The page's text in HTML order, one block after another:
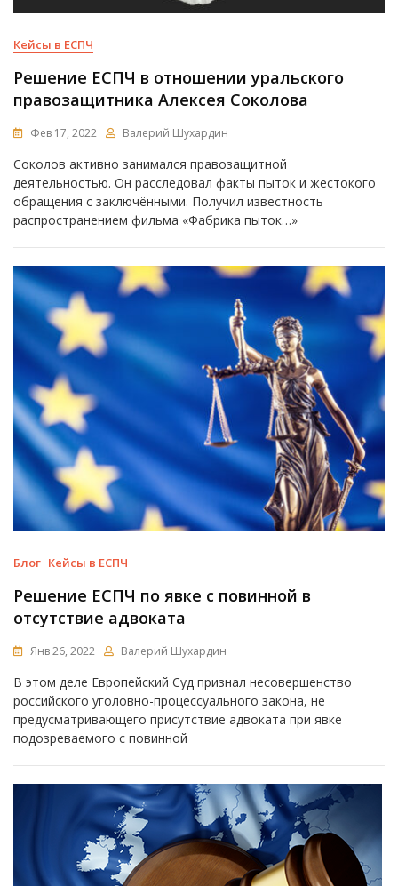
Кейсы в ЕСПЧ
Решение ЕСПЧ в отношении уральского
правозащитника Алексея Соколова
Фев 17, 2022 Валерий Шухардин
Соколов активно занимался правозащитной
деятельностью. Он расследовал факты пыток и жестокого
обращения с заключёнными. Получил известность
распространением фильма «Фабрика пыток…»
Блог Кейсы в ЕСПЧ
Решение ЕСПЧ по явке с повинной в
отсутствие адвоката
Янв 26, 2022 Валерий Шухардин
В этом деле Европейский Суд признал несовершенство
российского уголовно-процессуального закона, не
предусматривающего присутствие адвоката при явке
подозреваемого с повинной